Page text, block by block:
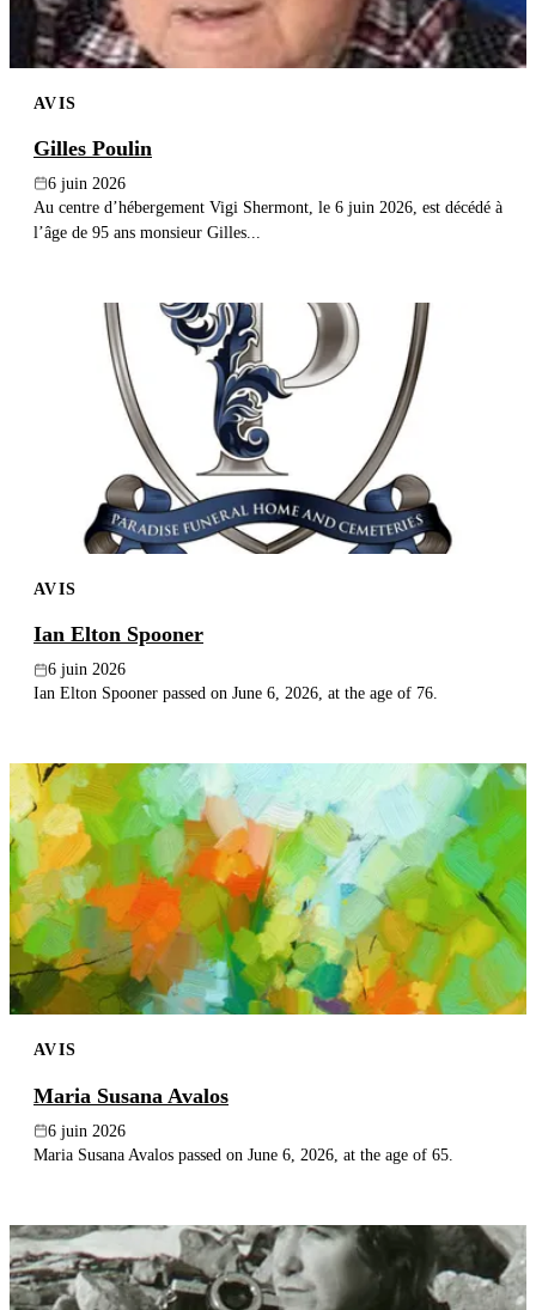
AVIS
Gilles Poulin
6 juin 2026
Au centre d’hébergement Vigi Shermont, le 6 juin 2026, est décédé à
l’âge de 95 ans monsieur Gilles...
AVIS
Ian Elton Spooner
6 juin 2026
Ian Elton Spooner passed on June 6, 2026, at the age of 76.
AVIS
Maria Susana Avalos
6 juin 2026
Maria Susana Avalos passed on June 6, 2026, at the age of 65.